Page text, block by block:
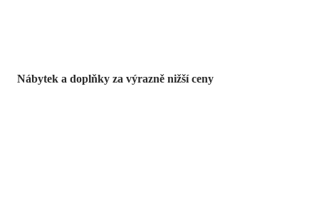
Nábytek a doplňky za výrazně nižší ceny